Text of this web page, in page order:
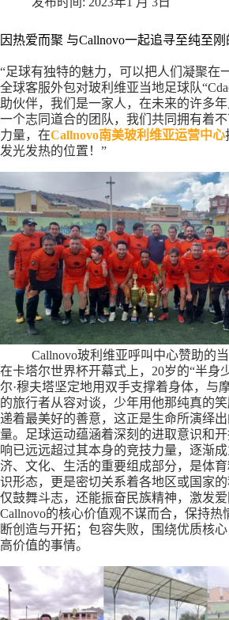
因热爱而聚 与Callnovo一起追寻至纯至
“足球有独特的魅力，可以把人们凝聚在
全球客服外包对玻利维亚当地足球队
助伙伴，我们是一家人，在未来的许多
一个志同道合的团队，我们共同拥有着
力量，在Callnovo南美玻利维亚运营中心
发光发热的位置！”
Callnovo玻利维亚呼叫中心赞助的
在卡塔尔世界杯开幕式上，20岁的“半身
尔·穆夫塔坚定地用双手支撑着身体，与
的旅行者从容对谈，少年用他那纯真的
递着最美好的善意，这正是生命所演绎
量。足球运动蕴涵着深刻的进取意识和
响已远远超过其本身的竞技力量，逐渐
济、文化、生活的重要组成部分，是体
识形态，更是密切关系着各地区或国家
仅鼓舞斗志，还能振奋民族精神，激发
Callnovo的核心价值观不谋而合，保持热
断创造与开拓；包容失败，围绕优质核
高价值的事情。